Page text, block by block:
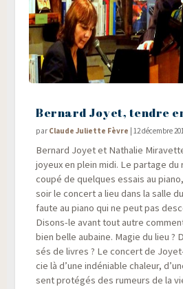
Bernard Joyet, tendre
par Claude Juliette Fèvre | 12 décembre
Ber­nard Joyet et Natha­lie
joyeux en plein midi. Le par­tage
cou­pé de quelques essais au
soir le concert a lieu dans la salle
faute au pia­no qui ne peut pas
Disons-le avant tout autre
bien belle aubaine. Magie du lieu ?
sés de livres ? Le concert de
cie là d’une indé­niable cha­leur,
sent pro­té­gés des rumeurs de la